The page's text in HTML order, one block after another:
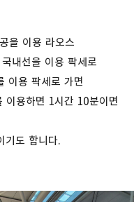
을 이용 라오스
내선을 이용 팍세로
이용 팍세로 가면
이용하면 1시간 10분이면
기도 합니다.